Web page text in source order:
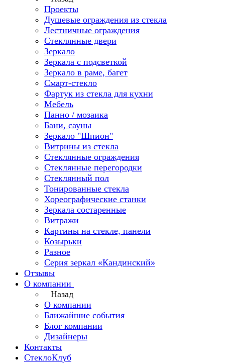
Проекты
Душевые ограждения из стекла
Лестничные ограждения
Стеклянные двери
Зеркало
Зеркала с подсветкой
Зеркало в раме, багет
Смарт-стекло
Фартук из стекла для кухни
Мебель
Панно / мозаика
Бани, сауны
Зеркало "Шпион"
Витрины из стекла
Стеклянные ограждения
Стеклянные перегородки
Стеклянный пол
Тонированные стекла
Хореографические станки
Зеркала состаренные
Витражи
Картины на стекле, панели
Козырьки
Разное
Серия зеркал «Кандинский»
Отзывы
О компании
Назад
О компании
Ближайшие события
Блог компании
Дизайнеры
Контакты
СтеклоКлуб